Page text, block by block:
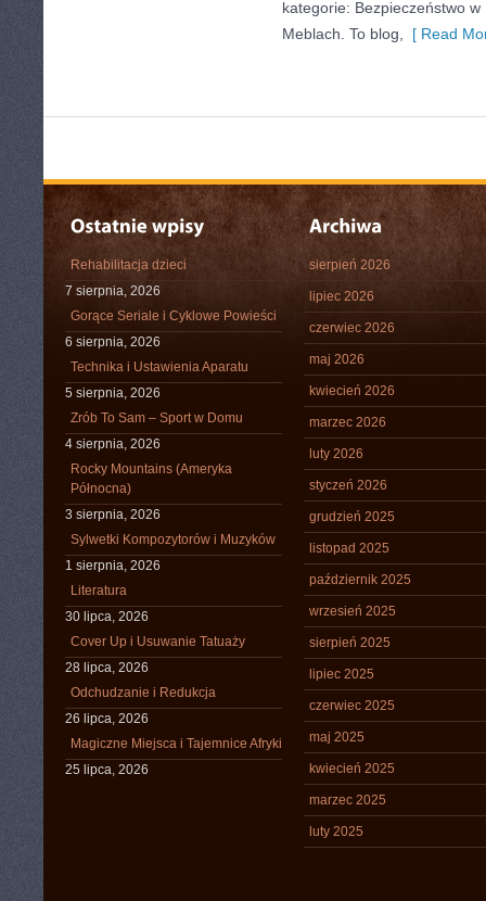
kategorie: Bezpieczeństwo
Meblach. To blog,
[ Read
Rehabilitacja dzieci
7 sierpnia, 2026
Gorące Seriale i Cyklowe Powieści
6 sierpnia, 2026
Technika i Ustawienia Aparatu
5 sierpnia, 2026
Zrób To Sam – Sport w Domu
4 sierpnia, 2026
Rocky Mountains (Ameryka
Północna)
3 sierpnia, 2026
Sylwetki Kompozytorów i Muzyków
1 sierpnia, 2026
Literatura
30 lipca, 2026
Cover Up i Usuwanie Tatuaży
28 lipca, 2026
Odchudzanie i Redukcja
26 lipca, 2026
Magiczne Miejsca i Tajemnice Afryki
25 lipca, 2026
sierpień 2026
lipiec 2026
czerwiec 2026
maj 2026
kwiecień 2026
marzec 2026
luty 2026
styczeń 2026
grudzień 2025
listopad 2025
październik 2025
wrzesień 2025
sierpień 2025
lipiec 2025
czerwiec 2025
maj 2025
kwiecień 2025
marzec 2025
luty 2025